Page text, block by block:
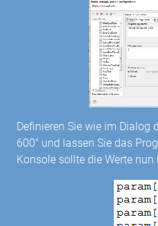
Definieren Sie wie im Dialog
600" und lassen Sie das
Konsole sollte die Werte nun